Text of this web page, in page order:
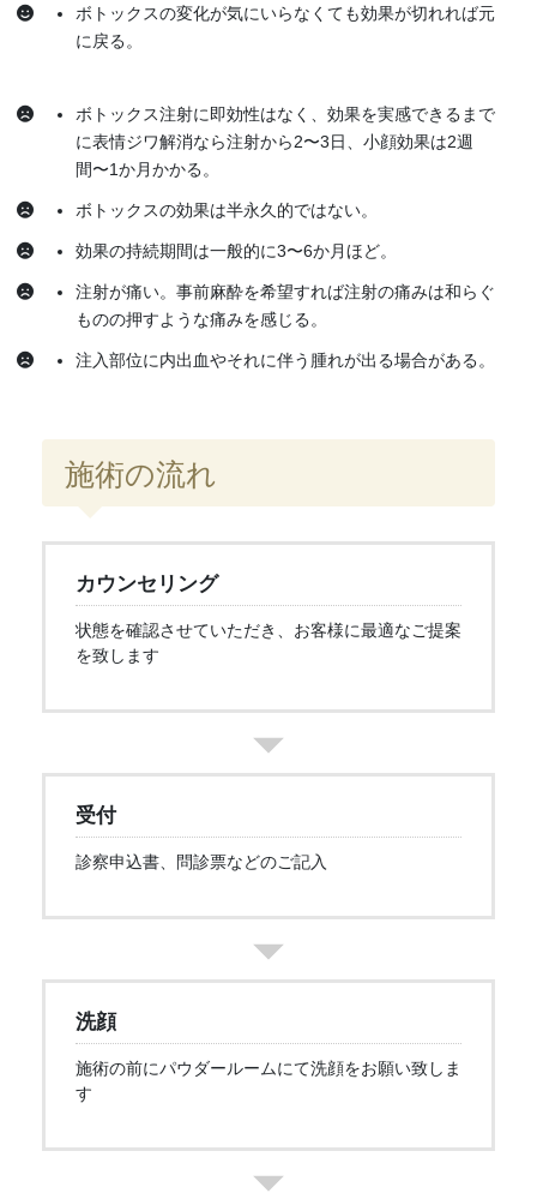
ボトックスの変化が気にいらなくても効果が切れれば元
に戻る。
ボトックス注射に即効性はなく、効果を実感できるまで
に表情ジワ解消なら注射から2〜3日、小顔効果は2週
間〜1か月かかる。
ボトックスの効果は半永久的ではない。
効果の持続期間は一般的に3〜6か月ほど。
注射が痛い。事前麻酔を希望すれば注射の痛みは和らぐ
ものの押すような痛みを感じる。
注入部位に内出血やそれに伴う腫れが出る場合がある。
施術の流れ
カウンセリング
状態を確認させていただき、お客様に最適なご提案
を致します
受付
診察申込書、問診票などのご記入
洗顔
施術の前にパウダールームにて洗顔をお願い致しま
す